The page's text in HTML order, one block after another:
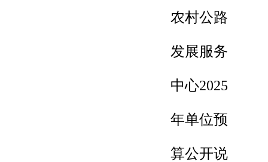
农村公路
发展服务
中心2025
年单位预
算公开说